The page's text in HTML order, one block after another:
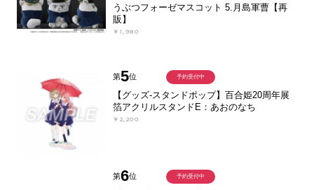
うぶつフォーゼマスコット 5.月島軍曹【再
販】
￥1,980
第5位
【グッズ-スタンドポップ】百合姫20周年展
箔アクリルスタンドE：あおのなち
￥2,200
予約受付中
第6位 予約受付中